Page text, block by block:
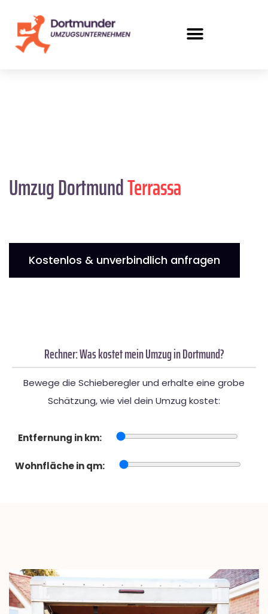
Umzug DortmundTerrassa
Kostenlos & unverbindlich anfragen
Rechner: Was kostet mein Umzug in Dortmund?
Bewege die Schieberegler und erhalte eine grobe
Schätzung, wie viel dein Umzug kostet:
Entfernung in km:
Wohnfläche in qm: